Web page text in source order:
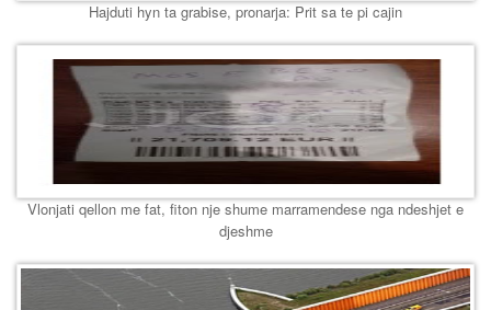
Hajduti hyn ta grabise, pronarja: Prit sa te pi cajin
Vlonjati qellon me fat, fiton nje shume marramendese nga ndeshjet e
djeshme